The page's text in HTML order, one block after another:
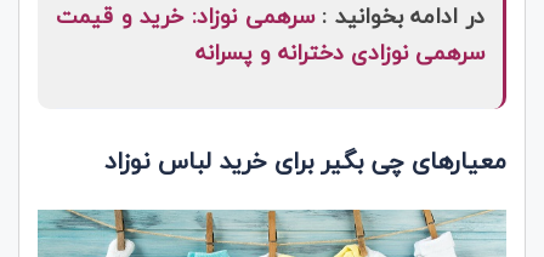
در ادامه بخوانید :سرهمی نوزاد: خرید و قیمت
سرهمی نوزادی دخترانه و پسرانه
معیارهای چی بگیر برای خرید لباس نوزاد